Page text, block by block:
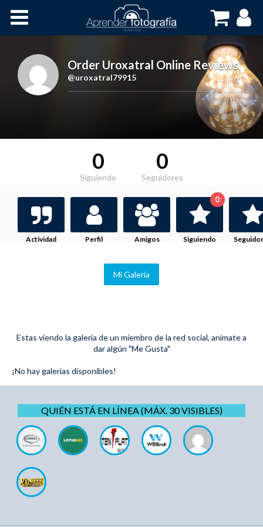
Cursos OnLine
Order Uroxatral Online Reviews,
@uroxatral79915
0
Siguiendo
0
Seguidores
Actividad Perfil Amigos Siguiendo
0
Mi Galeria
Estas viendo la galería de un miembro de la red social, anímate a
dar algún "Me Gusta"
¡No hay galerías disponibles!
QUIÉN ESTÁ EN LÍNEA (MÁX. 30 VISIBLES)